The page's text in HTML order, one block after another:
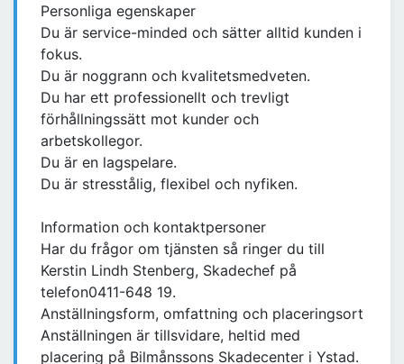
Personliga egenskaper
Du är service-minded och sätter alltid kunden i
fokus.
Du är noggrann och kvalitetsmedveten.
Du har ett professionellt och trevligt
förhållningssätt mot kunder och
arbetskollegor.
Du är en lagspelare.
Du är stresstålig, flexibel och nyfiken.
Information och kontaktpersoner
Har du frågor om tjänsten så ringer du till
Kerstin Lindh Stenberg, Skadechef på
telefon0411-648 19.
Anställningsform, omfattning och placeringsort
Anställningen är tillsvidare, heltid med
placering på Bilmånssons Skadecenter i Ystad.